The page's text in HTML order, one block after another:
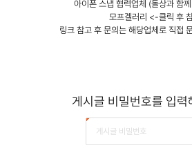
아이폰 스냅 협력업체 (돌상과 함
모프겔러리 <-클릭 후
링크 참고 후 문의는 해당업체로 직접
게시글 비밀번호를 입력